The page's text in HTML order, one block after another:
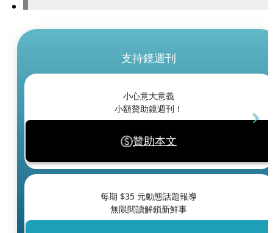
支持鏡週刊
小心意大意義
小額贊助鏡週刊！
贊助本文
每期 $35 元動態話題報導
無限閱讀解鎖新鮮事